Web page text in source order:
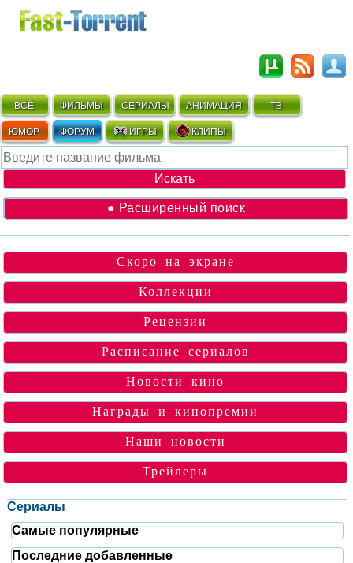
ВСЁ ФИЛЬМЫ СЕРИАЛЫ АНИМАЦИЯ ТВ
ЮМОР ФОРУМ ИГРЫ КЛИПЫ
● Расширенный поиск
Скоро на экране
Коллекции
Рецензии
Расписание сериалов
Новости кино
Награды и кинопремии
Наши новости
Трейлеры
Сериалы
Самые популярные
Последние добавленные